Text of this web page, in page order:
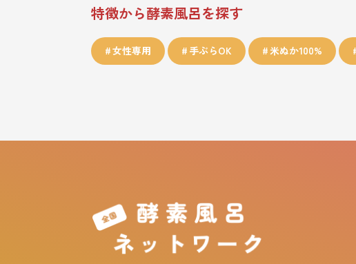
特徴から酵素風呂を探す
女性専用 手ぶらOK 米ぬか100%